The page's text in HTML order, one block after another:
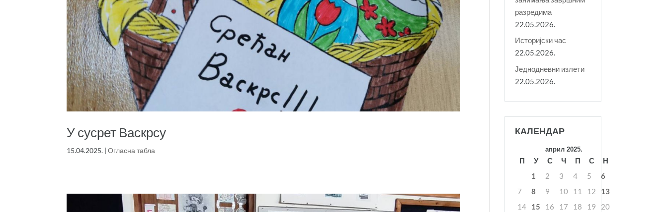
У сусрет Васкрсу
15.04.2025. |Огласна табла
разредима
22.05.2026.
Историјски час
22.05.2026.
Једнодневни излети
22.05.2026.
КАЛЕНДАР
април 2025.
П У С Ч П С
Н
1
2 3 4 5
6
7
8 9 10 11 12
13
14
15 16 17 18 19
20